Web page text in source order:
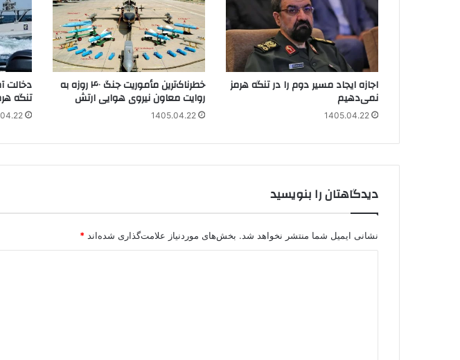
اجازه ایجاد مسیر دوم را در تنگه هرمز
نمی‌دهیم
1405.04.22
خطرناک‌ترین مأموریت جنگ ۴۰ روزه به
روایت معاون نیروی هوایی ارتش
1405.04.22
دخالت
تنگه
دیدگاهتان را بنویسید
نشانی ایمیل شما منتشر نخواهد شد. بخش‌های موردنیاز علامت‌گذاری شده‌اند *